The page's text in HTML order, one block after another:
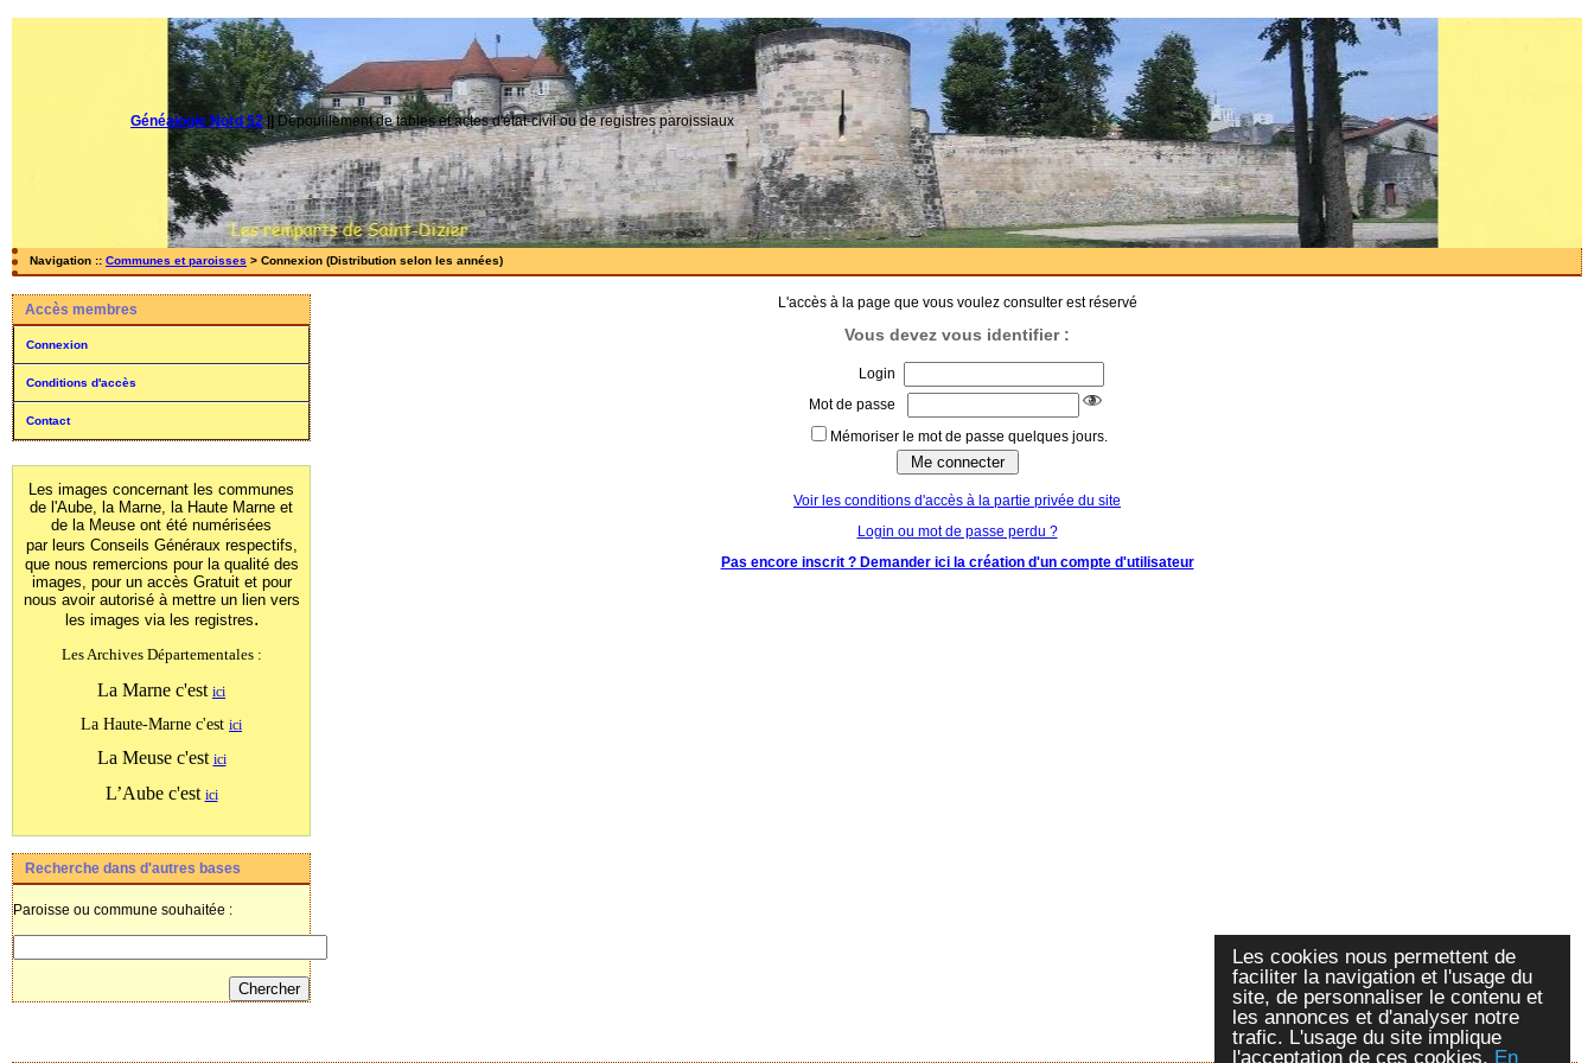
Les cookies nous permettent de
faciliter la navigation et l'usage du
site, de personnaliser le contenu et
les annonces et d'analyser notre
trafic. L'usage du site implique
l'acceptation de ces cookies. En
Généalogie Nord 52|| Dépouillement de tables et actes d'état-civil ou de registres paroissiaux
Navigation :: Communes et paroisses > Connexion (Distribution selon les années)
Accès membres
Connexion
Conditions d'accès
Contact
Les images concernant les communes
de l'Aube, la Marne, la Haute Marne et
de la Meuse ont été numérisées
par leurs Conseils Généraux respectifs,
que nous remercions pour la qualité des
images, pour un accès Gratuit et pour
nous avoir autorisé à mettre un lien vers
les images via les registres.
Les Archives Départementales :
La Marne c'est ici
La Haute-Marne c'est ici
La Meuse c'est ici
L’Aube c'est ici
Recherche dans d'autres bases
Paroisse ou commune souhaitée :
L'accès à la page que vous voulez consulter est réservé
Vous devez vous identifier :
Login
Mot de passe
Mémoriser le mot de passe quelques jours.
Voir les conditions d'accès à la partie privée du site
Login ou mot de passe perdu ?
Pas encore inscrit ? Demander ici la création d'un compte d'utilisateur